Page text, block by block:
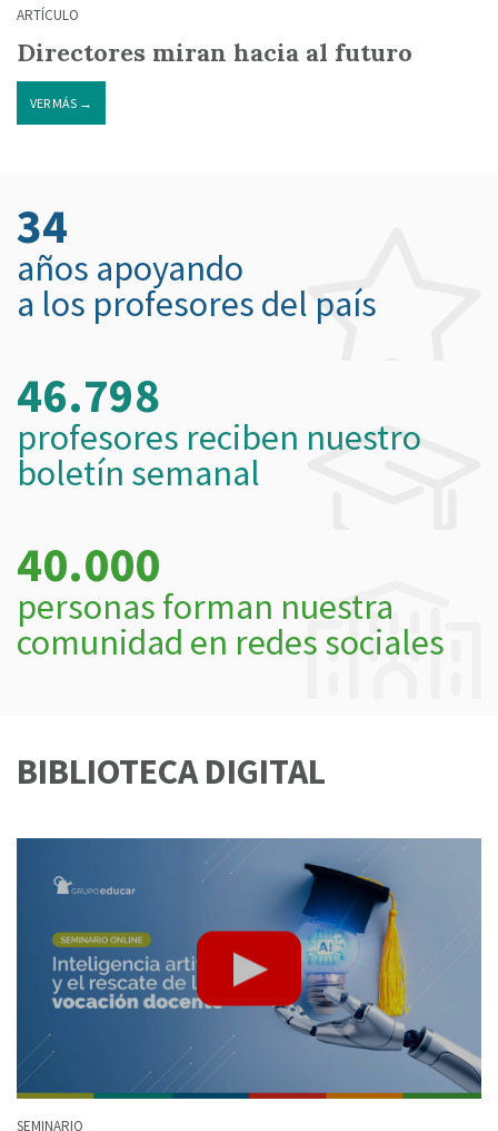
ARTÍCULO
Directores miran hacia al futuro
VER MÁS →
34
años apoyando
a los profesores del país
46.798
profesores reciben nuestro
boletín semanal
40.000
personas forman nuestra
comunidad en redes sociales
BIBLIOTECA DIGITAL
SEMINARIO